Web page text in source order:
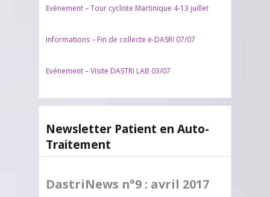
Evénement – Tour cycliste Martinique 4-13 juillet
Informations – Fin de collecte e-DASRI 07/07
Evénement – Visite DASTRI LAB 03/07
Newsletter Patient en Auto-
Traitement
DastriNews n°9 : avril 2017